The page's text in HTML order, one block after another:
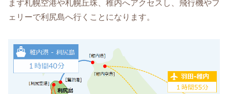
まず札幌空港や札幌丘珠、稚内へアクセスし、飛行機やフ
ェリーで利尻島へ行くことになります。